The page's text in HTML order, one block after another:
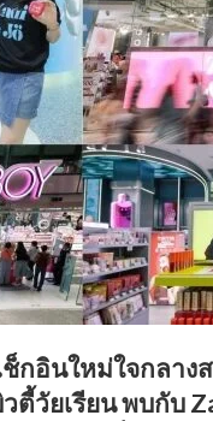
กอินใหม่ใจกลาง
ตี้วัยเรียน พบกับ